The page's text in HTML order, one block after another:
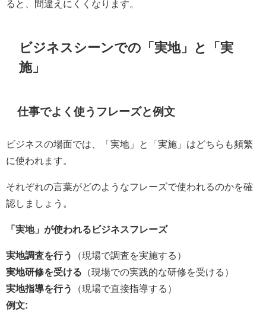
ると、間違えにくくなります。
ビジネスシーンでの「実地」と「実
施」
仕事でよく使うフレーズと例文
ビジネスの場面では、「実地」と「実施」はどちらも頻繁
に使われます。
それぞれの言葉がどのようなフレーズで使われるのかを確
認しましょう。
「実地」が使われるビジネスフレーズ
実地調査を行う
（現場で調査を実施する）
実地研修を受ける （現場での実践的な研修を受ける）
実地指導を行う
（現場で直接指導する）
例文: